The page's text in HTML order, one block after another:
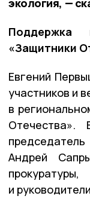
экология, —
«Защитники
Евгений
участников и
в
Отечества».
Андрей
и